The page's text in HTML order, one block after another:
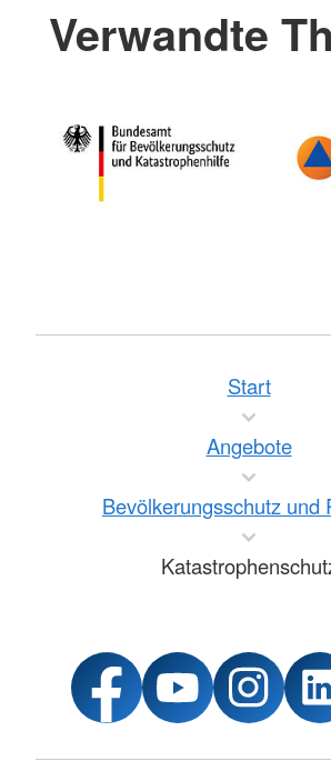
Verwandte
Start
Angebote
Bevölkerungsschutz und